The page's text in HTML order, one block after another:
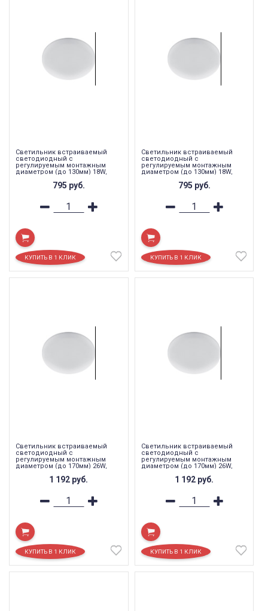
Светильник встраиваемый
светодиодный с
регулируемым монтажным
диаметром (до 130мм) 18W,
795 руб.
Светильник встраиваемый
светодиодный с
регулируемым монтажным
диаметром (до 130мм) 18W,
795 руб.
Светильник встраиваемый
светодиодный с
регулируемым монтажным
диаметром (до 170мм) 26W,
1 192 руб.
Светильник встраиваемый
светодиодный с
регулируемым монтажным
диаметром (до 170мм) 26W,
1 192 руб.